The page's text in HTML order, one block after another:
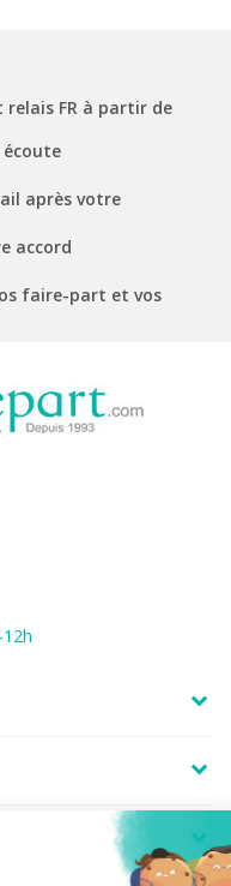
FR à partir de
après votre
accord
faire-part et vos